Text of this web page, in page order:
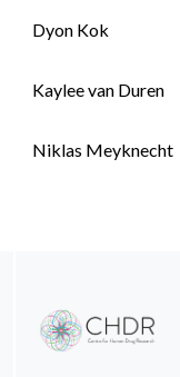
Dyon Kok
Kaylee van Duren
Niklas Meyknecht